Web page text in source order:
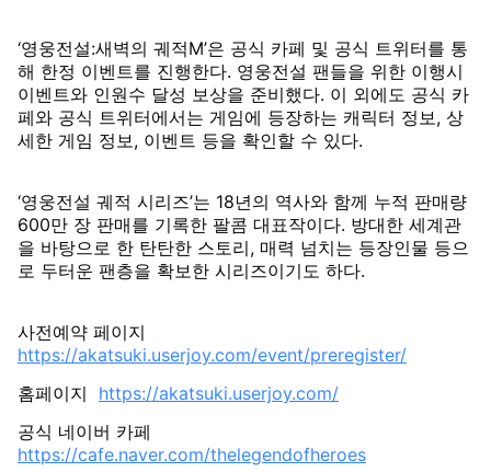
‘영웅전설:새벽의 궤적M’은 공식 카페 및 공식 트위터를 통
해 한정 이벤트를 진행한다. 영웅전설 팬들을 위한 이행시
이벤트와 인원수 달성 보상을 준비했다. 이 외에도 공식 카
페와 공식 트위터에서는 게임에 등장하는 캐릭터 정보, 상
세한 게임 정보, 이벤트 등을 확인할 수 있다.
‘영웅전설 궤적 시리즈’는 18년의 역사와 함께 누적 판매량
600만 장 판매를 기록한 팔콤 대표작이다. 방대한 세계관
을 바탕으로 한 탄탄한 스토리, 매력 넘치는 등장인물 등으
로 두터운 팬층을 확보한 시리즈이기도 하다.
사전예약 페이지
https://akatsuki.userjoy.com/event/preregister/
홈페이지 https://akatsuki.userjoy.com/
공식 네이버 카페
https://cafe.naver.com/thelegendofheroes